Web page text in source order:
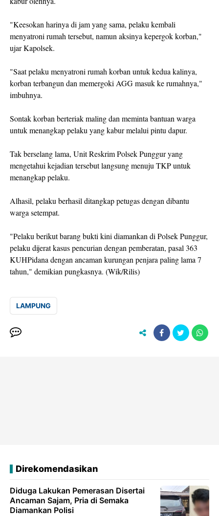
"Keesokan harinya di jam yang sama, pelaku kembali
menyatroni rumah tersebut, namun aksinya kepergok korban,"
ujar Kapolsek.
"Saat pelaku menyatroni rumah korban untuk kedua kalinya,
korban terbangun dan memergoki AGG masuk ke rumahnya,"
imbuhnya.
Sontak korban berteriak maling dan meminta bantuan warga
untuk menangkap pelaku yang kabur melalui pintu dapur.
Tak berselang lama, Unit Reskrim Polsek Punggur yang
mengetahui kejadian tersebut langsung menuju TKP untuk
menangkap pelaku.
Alhasil, pelaku berhasil ditangkap petugas dengan dibantu
warga setempat.
"Pelaku berikut barang bukti kini diamankan di Polsek Punggur,
pelaku dijerat kasus pencurian dengan pemberatan, pasal 363
KUHPidana dengan ancaman kurungan penjara paling lama 7
tahun," demikian pungkasnya. (Wik/Rilis)
LAMPUNG
Direkomendasikan
Diduga Lakukan Pemerasan Disertai
Ancaman Sajam, Pria di Semaka
Diamankan Polisi